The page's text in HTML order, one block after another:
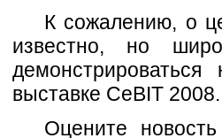
К сожалению, о
известно, но
выставке CeBIT 2008.
Оцените